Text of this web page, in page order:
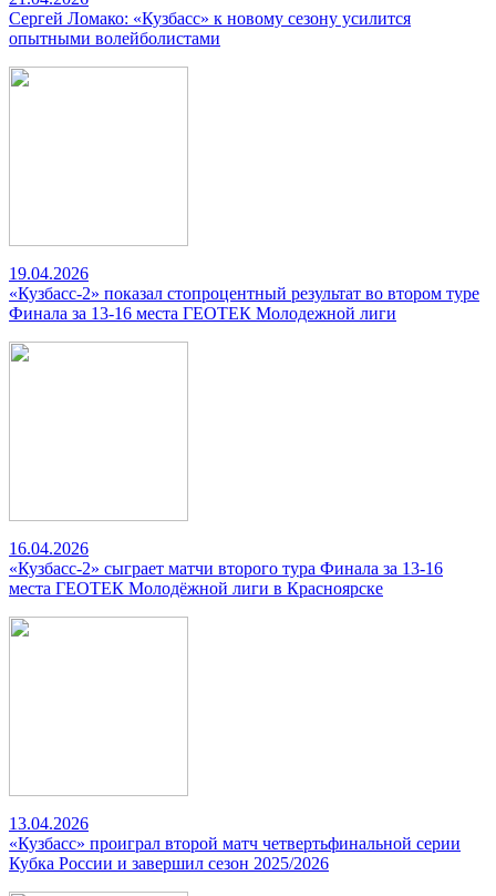
Сергей Ломако: «Кузбасс» к новому сезону усилится
опытными волейболистами
19.04.2026
«Кузбасс-2» показал стопроцентный результат во втором туре
Финала за 13-16 места ГЕОТЕК Молодежной лиги
16.04.2026
«Кузбасс-2» сыграет матчи второго тура Финала за 13-16
места ГЕОТЕК Молодёжной лиги в Красноярске
13.04.2026
«Кузбасс» проиграл второй матч четвертьфинальной серии
Кубка России и завершил сезон 2025/2026